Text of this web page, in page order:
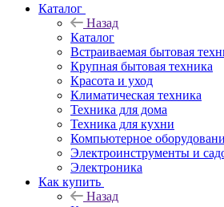
Каталог
Назад
Каталог
Встраиваемая бытовая
Крупная бытовая техника
Красота и уход
Климатическая техника
Техника для дома
Техника для кухни
Компьютерное
Электроинструменты и
Электроника
Как купить
Назад